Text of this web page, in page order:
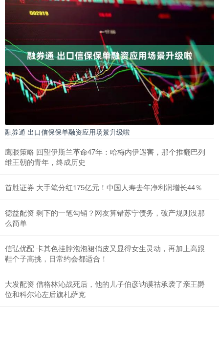
融券通 出口信保保单融资应用场景升级啦
鹰眼策略 回望伊斯兰革命47年：哈梅内伊遇害，那个推翻巴列
维王朝的青年，终成历史
首胜证券 大手笔分红175亿元！中国人寿去年净利润增长44％
德益配资 剩下的一笔勾销？网友算错苏宁债务，破产规则没那
么简单
信弘优配 卡其色挂脖泡泡裙俏皮又显得女生灵动，再加上高跟
鞋个子高挑，日常约会都适合！
大发配资 僧格林沁战死后，他的儿子伯彦讷谟祜承袭了亲王爵
位和科尔沁左后旗札萨克